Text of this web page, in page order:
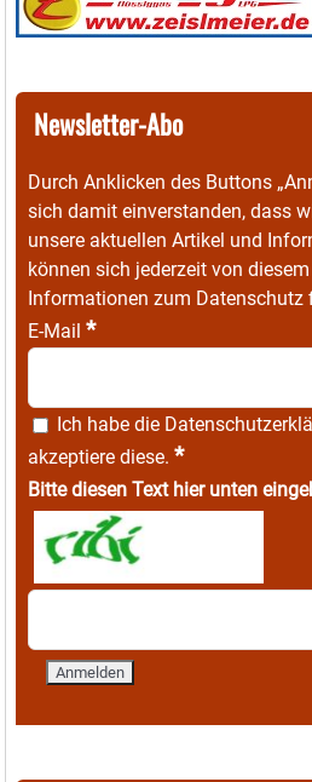
Newsletter-Abo
Durch Anklicken des Buttons
sich damit einverstanden, dass
unsere aktuellen Artikel und
können sich jederzeit von
Informationen zum Datenschutz
E-Mail *
Ich habe die
akzeptiere diese. *
Bitte diesen Text hier unten